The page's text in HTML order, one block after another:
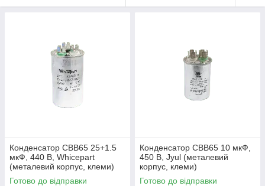
Конденсатор CBB65 25+1.5
мкФ, 440 В, Whicepart
(металевий корпус, клеми)
Готово до відправки
Конденсатор CBB65 10 мкФ,
450 В, Jyul (металевий
корпус, клеми)
Готово до відправки